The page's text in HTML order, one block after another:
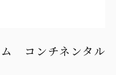
コンチネンタル